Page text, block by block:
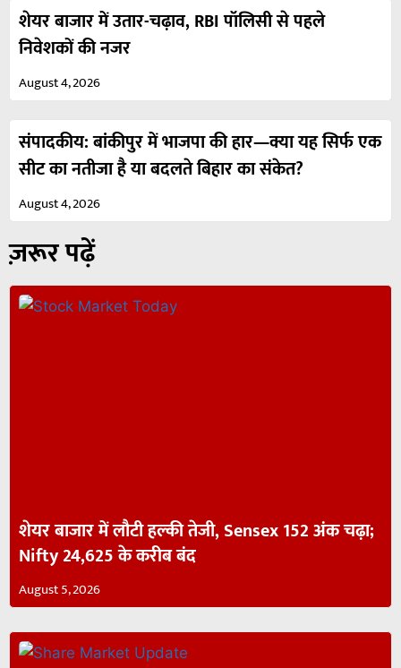
शेयर बाजार में उतार-चढ़ाव, RBI पॉलिसी से पहले
निवेशकों की नजर
August 4, 2026
संपादकीय: बांकीपुर में भाजपा की हार—क्या यह सिर्फ एक
सीट का नतीजा है या बदलते बिहार का संकेत?
August 4, 2026
ज़रूर पढ़ें
शेयर बाजार में लौटी हल्की तेजी, Sensex 152 अंक चढ़ा;
Nifty 24,625 के करीब बंद
August 5, 2026